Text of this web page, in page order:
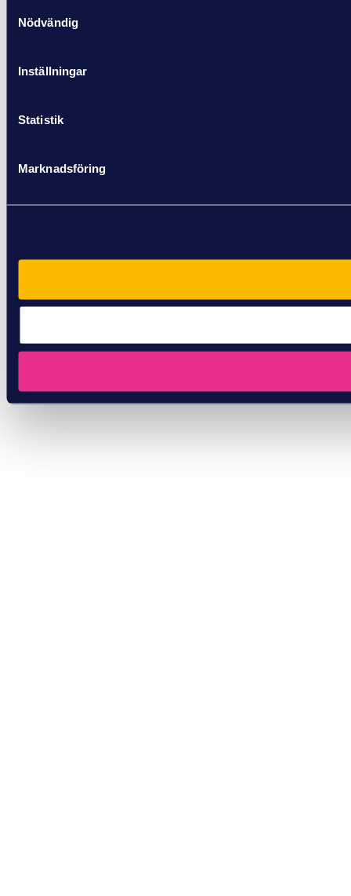
Nödvändig
Inställningar
Statistik
Marknadsföring